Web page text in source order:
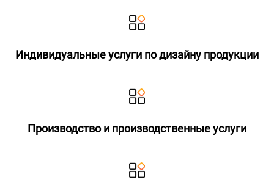
Индивидуальные услуги по дизайну продукции
Производство и производственные услуги